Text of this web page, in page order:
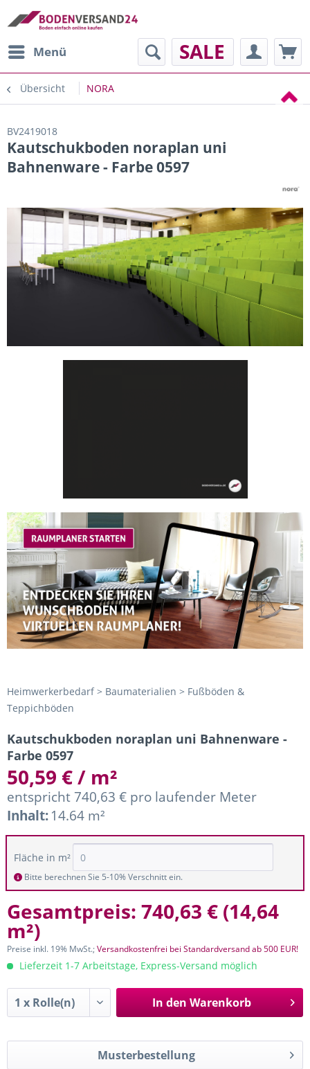
Menü SALE
Übersicht NORA
BV2419018
Kautschukboden noraplan uni
Bahnenware - Farbe 0597
Heimwerkerbedarf > Baumaterialien > Fußböden &
Teppichböden
Kautschukboden noraplan uni Bahnenware -
Farbe 0597
50,59 € / m²
entspricht 740,63 € pro laufender Meter
Inhalt:14.64 m²
Fläche in m²
Bitte berechnen Sie 5-10% Verschnitt ein.
Gesamtpreis: 740,63 € (14,64
m²)
Preise inkl. 19% MwSt.;Versandkostenfrei bei Standardversand ab 500 EUR!
Lieferzeit 1-7 Arbeitstage, Express-Versand möglich
In den Warenkorb
Musterbestellung